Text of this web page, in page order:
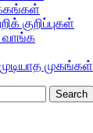
குறிப்புகள்
வாங்க
முகங்கள்